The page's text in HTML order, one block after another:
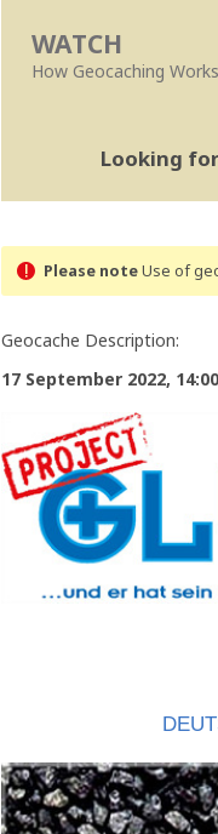
WATCH
How Geocaching Works
Looking
Please noteUse of
Geocache Description:
17 September 2022,